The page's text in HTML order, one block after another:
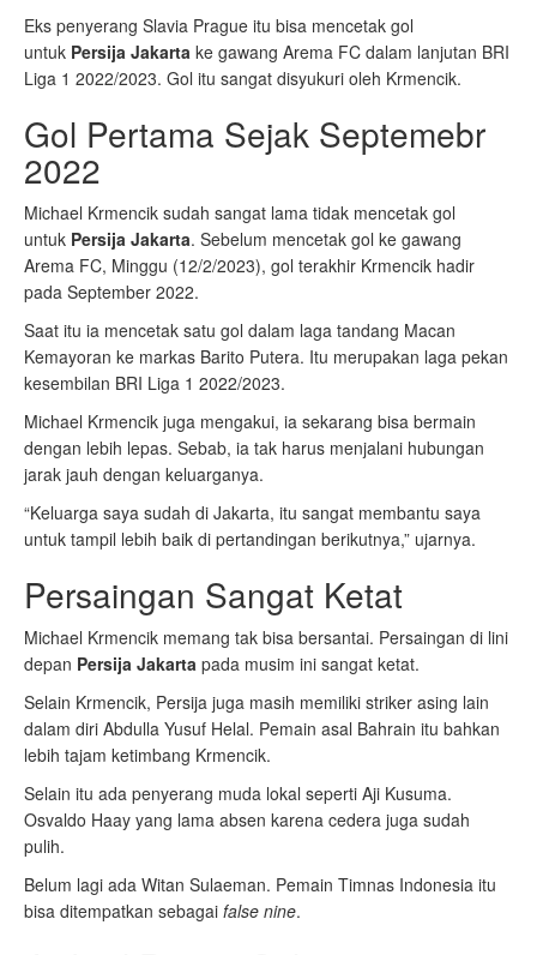
Eks penyerang Slavia Prague itu bisa mencetak gol
untuk Persija Jakarta ke gawang Arema FC dalam lanjutan BRI
Liga 1 2022/2023. Gol itu sangat disyukuri oleh Krmencik.
Gol Pertama Sejak Septemebr
2022
Michael Krmencik sudah sangat lama tidak mencetak gol
untuk Persija Jakarta. Sebelum mencetak gol ke gawang
Arema FC, Minggu (12/2/2023), gol terakhir Krmencik hadir
pada September 2022.
Saat itu ia mencetak satu gol dalam laga tandang Macan
Kemayoran ke markas Barito Putera. Itu merupakan laga pekan
kesembilan BRI Liga 1 2022/2023.
Michael Krmencik juga mengakui, ia sekarang bisa bermain
dengan lebih lepas. Sebab, ia tak harus menjalani hubungan
jarak jauh dengan keluarganya.
“Keluarga saya sudah di Jakarta, itu sangat membantu saya
untuk tampil lebih baik di pertandingan berikutnya,” ujarnya.
Persaingan Sangat Ketat
Michael Krmencik memang tak bisa bersantai. Persaingan di lini
depan Persija Jakarta pada musim ini sangat ketat.
Selain Krmencik, Persija juga masih memiliki striker asing lain
dalam diri Abdulla Yusuf Helal. Pemain asal Bahrain itu bahkan
lebih tajam ketimbang Krmencik.
Selain itu ada penyerang muda lokal seperti Aji Kusuma.
Osvaldo Haay yang lama absen karena cedera juga sudah
pulih.
Belum lagi ada Witan Sulaeman. Pemain Timnas Indonesia itu
bisa ditempatkan sebagai false nine.